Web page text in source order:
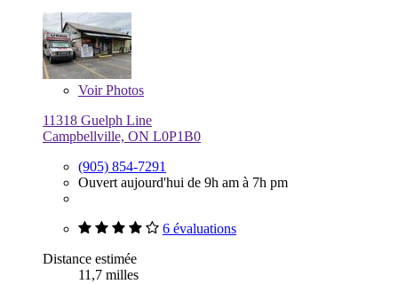
VoirPhotos
11318 Guelph Line
Campbellville, ON L0P1B0
(905) 854-7291
Ouvert aujourd'hui de 9h am à 7h pm
6 évaluations
Distance estimée
11,7 milles